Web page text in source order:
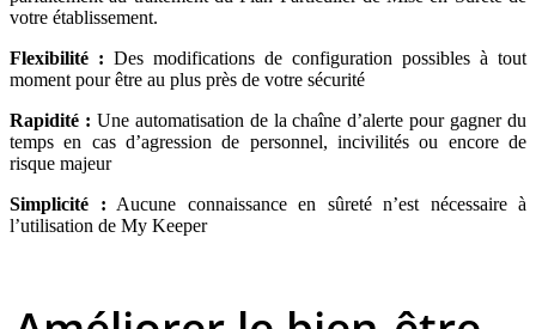
votre établissement.
Flexibilité : Des modifications de configuration possibles à tout
moment pour être au plus près de votre sécurité
Rapidité : Une automatisation de la chaîne d’alerte pour gagner du
temps en cas d’agression de personnel, incivilités ou encore de
risque majeur
Simplicité : Aucune connaissance en sûreté n’est nécessaire à
l’utilisation de My Keeper